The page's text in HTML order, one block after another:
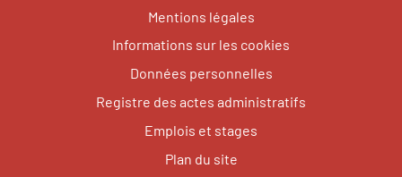
Mentions légales
Informations sur les cookies
Données personnelles
Registre des actes administratifs
Emplois et stages
Plan du site